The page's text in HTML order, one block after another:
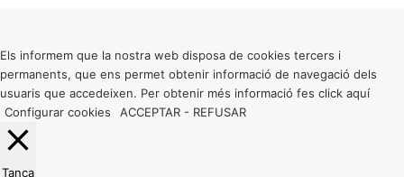
button
Els informem que la nostra web disposa de cookies tercers i
permanents, que ens permet obtenir informació de navegació dels
usuaris que accedeixen. Per obtenir més informació fes click aquí
Configurar cookies
ACCEPTAR - REFUSAR
Tanca